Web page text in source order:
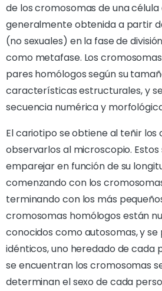
de los cromosomas de una
generalmente obtenida a partir
(no sexuales) en la fase de
como metafase. Los
pares homólogos según su
características estructurales, y
secuencia numérica y
El cariotipo se obtiene al teñir los
observarlos al microscopio.
emparejar en función de su
comenzando con los
terminando con los más
cromosomas homólogos están
conocidos como autosomas, y
idénticos, uno heredado de cada
se encuentran los cromosomas
determinan el sexo de cada